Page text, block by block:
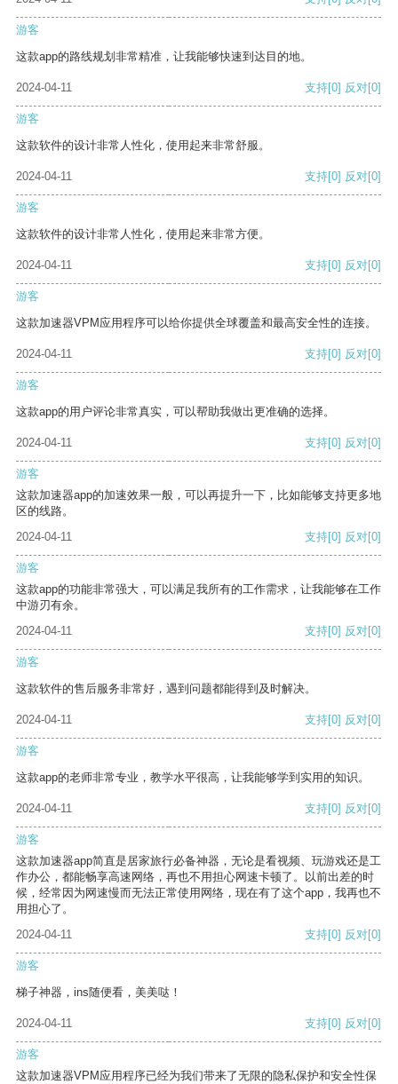
游客
这款app的路线规划非常精准，让我能够快速到达目的地。
2024-04-11 支持[0] 反对[0]
游客
这款软件的设计非常人性化，使用起来非常舒服。
2024-04-11 支持[0] 反对[0]
游客
这款软件的设计非常人性化，使用起来非常方便。
2024-04-11 支持[0] 反对[0]
游客
这款加速器VPM应用程序可以给你提供全球覆盖和最高安全性的连接。
2024-04-11 支持[0] 反对[0]
游客
这款app的用户评论非常真实，可以帮助我做出更准确的选择。
2024-04-11 支持[0] 反对[0]
游客
这款加速器app的加速效果一般，可以再提升一下，比如能够支持更多地
区的线路。
2024-04-11
支持[0] 反对[0]
游客
这款app的功能非常强大，可以满足我所有的工作需求，让我能够在工作
中游刃有余。
2024-04-11
支持[0] 反对[0]
游客
这款软件的售后服务非常好，遇到问题都能得到及时解决。
2024-04-11 支持[0] 反对[0]
游客
这款app的老师非常专业，教学水平很高，让我能够学到实用的知识。
2024-04-11 支持[0] 反对[0]
游客
这款加速器app简直是居家旅行必备神器，无论是看视频、玩游戏还是工
作办公，都能畅享高速网络，再也不用担心网速卡顿了。以前出差的时
候，经常因为网速慢而无法正常使用网络，现在有了这个app，我再也不
用担心了。
2024-04-11
支持[0] 反对[0]
游客
梯子神器，ins随便看，美美哒！
2024-04-11 支持[0] 反对[0]
游客
这款加速器VPM应用程序已经为我们带来了无限的隐私保护和安全性保